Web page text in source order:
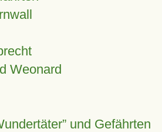
Weonard
und Gefährten